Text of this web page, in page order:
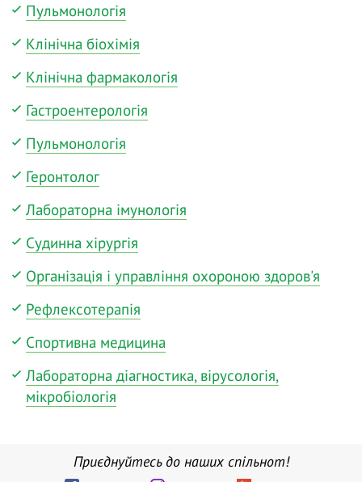
Пульмонологія
Клінічна біохімія
Клінічна фармакологія
Гастроентерологія
Пульмонологія
Геронтолог
Лабораторна імунологія
Судинна хірургія
Організація і управління охороною здоров'я
Рефлексотерапія
Спортивна медицина
Лабораторна діагностика, вірусологія,
мікробіологія
Приєднуйтесь до наших спільнот!